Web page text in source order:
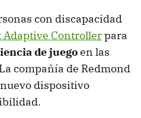
con discapacidad
Adaptive Controllerpara
de juegoen las
compañía de Redmond
dispositivo